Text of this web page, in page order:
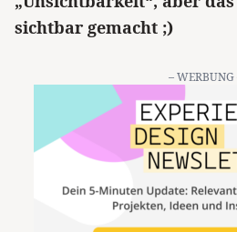
sichtbar gemacht ;)
– WERBUNG